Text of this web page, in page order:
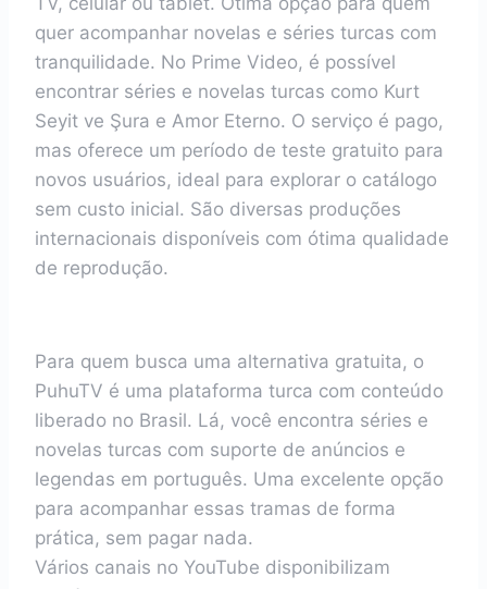
quer acompanhar novelas e séries turcas com
tranquilidade. No Prime Video, é possível
encontrar séries e novelas turcas como Kurt
Seyit ve Şura e Amor Eterno. O serviço é pago,
mas oferece um período de teste gratuito para
novos usuários, ideal para explorar o catálogo
sem custo inicial. São diversas produções
internacionais disponíveis com ótima qualidade
de reprodução.
Para quem busca uma alternativa gratuita, o
PuhuTV é uma plataforma turca com conteúdo
liberado no Brasil. Lá, você encontra séries e
novelas turcas com suporte de anúncios e
legendas em português. Uma excelente opção
para acompanhar essas tramas de forma
prática, sem pagar nada.
Vários canais no YouTube disponibilizam